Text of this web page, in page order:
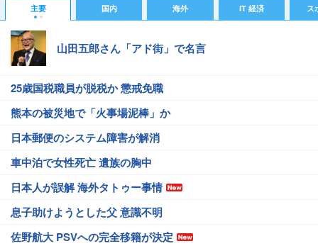
主要 国内 海外 IT 経済 ス
山田五郎さん「アド街」で名言
25歳国税職員が脱税か 懲戒免職
熊本の被災地で「火事場泥棒」か
日本郵便のシステム障害が解消
車中泊で女性死亡 遺族の胸中
日本人が誤解 海外タトゥー事情
息子助けようとした父 意識不明
佐野航大 PSVへの完全移籍が決定